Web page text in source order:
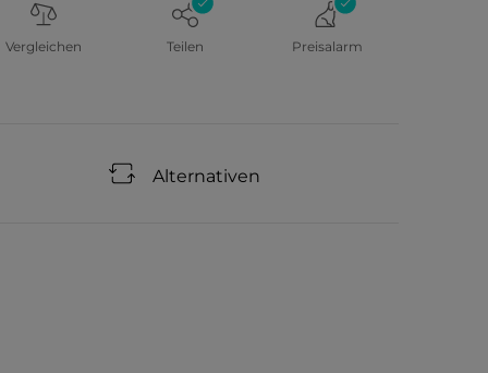
Vergleichen Teilen Preisalarm
Alternativen